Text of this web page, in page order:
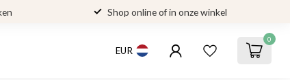
Shop online of in onze winkel
EUR
0